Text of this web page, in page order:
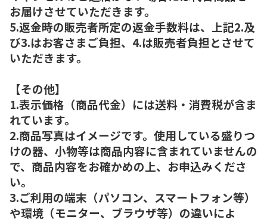
お届けさせていただきます。
5.返金時の販売者所定の返金手数料は、上記2.及
び3.はお客さまご負担、4.は販売者負担とさせて
いただきます。
【その他】
1.表示価格（商品代金）には送料・消費税が含ま
れています。
2.商品写真はイメージです。使用している盛りつ
けの器、小物等は商品内容に含まれていませんの
で、商品内容をお確かめの上、お申込みくださ
い。
3.ご利用の端末（パソコン、スマートフォン等）
や環境（モニター、ブラウザ等）の違いによ